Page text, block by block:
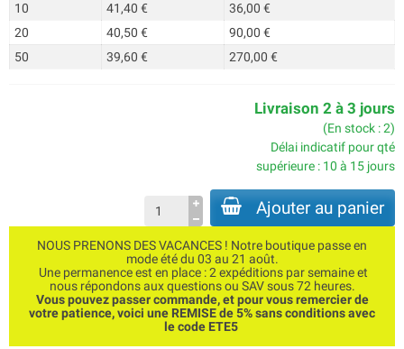
10
41,40 €
36,00 €
20
40,50 €
90,00 €
50
39,60 € 270,00 €
Livraison 2 à 3 jours
(En stock : 2)
Délai indicatif pour qté
supérieure : 10 à 15 jours
Ajouter au panier
NOUS PRENONS DES VACANCES ! Notre boutique passe en
mode été du 03 au 21 août.
Une permanence est en place : 2 expéditions par semaine et
nous répondons aux questions ou SAV sous 72 heures.
Vous pouvez passer commande, et pour vous remercier de
votre patience, voici une REMISE de 5% sans conditions avec
le code ETE5